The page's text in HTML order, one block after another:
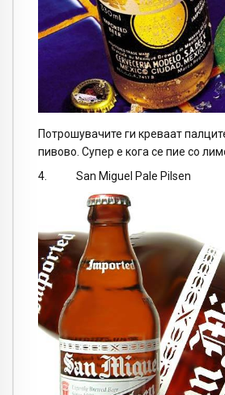
Потрошувачите ги креваат
пивово. Супер е кога се пие со
4. San Miguel Pale Pilsen